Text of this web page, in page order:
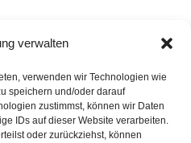
verwalten
verwenden wir Technologien wie
speichern und/oder darauf
zustimmst, können wir Daten
IDs auf dieser Website verarbeiten.
oder zurückziehst, können